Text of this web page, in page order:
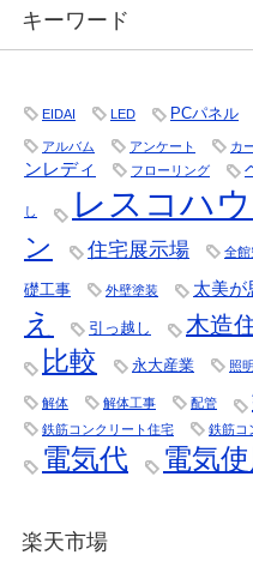
キーワード
EIDAI LED PCパネル
アルバム アンケート カ
ンレディ
フローリング
し レスコハ
ン
住宅展示場 全館
礎工事 外壁塗装 太美が
え
引っ越し 木造
比較 永大産業 照明
解体 解体工事 配管
鉄筋コンクリート住宅 鉄筋コ
電気代 電気
楽天市場